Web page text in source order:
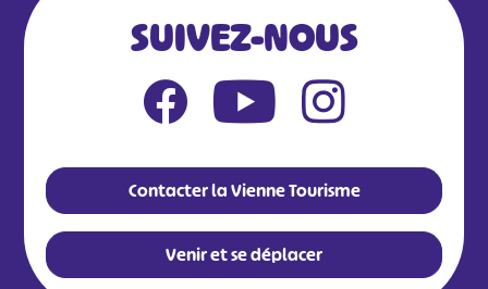
SUIVEZ-NOUS
Contacter la Vienne Tourisme
Venir et se déplacer